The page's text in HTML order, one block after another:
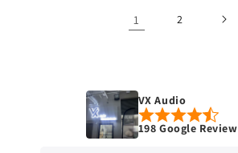
1 2
VX Audio
198 Google